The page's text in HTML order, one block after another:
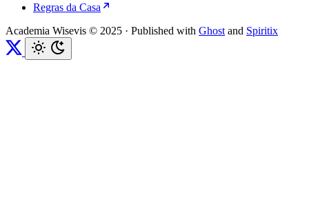
Regras da Casa
Academia Wisevis © 2025 · Published with Ghost and Spiritix